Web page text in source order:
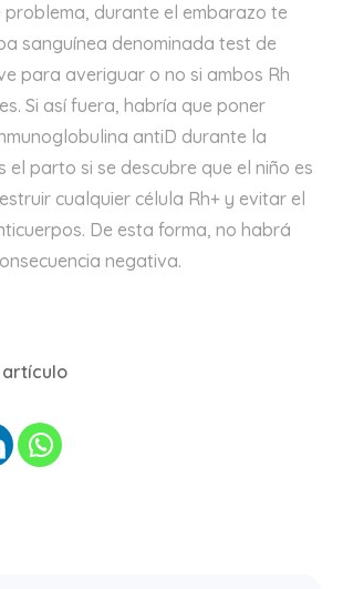
durante el embarazo te
sanguínea denominada test de
para averiguar o no si ambos Rh
Si así fuera, habría que poner
antiD durante la
el parto si se descubre que el niño es
cualquier célula Rh+ y evitar el
De esta forma, no habrá
negativa.